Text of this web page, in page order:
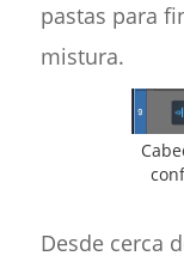
pastas para
mistura.
Desde cerca